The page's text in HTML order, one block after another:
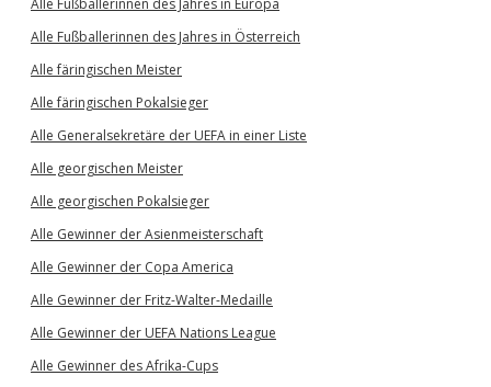
Alle Fußballerinnen des Jahres in Europa
Alle Fußballerinnen des Jahres in Österreich
Alle färingischen Meister
Alle färingischen Pokalsieger
Alle Generalsekretäre der UEFA in einer Liste
Alle georgischen Meister
Alle georgischen Pokalsieger
Alle Gewinner der Asienmeisterschaft
Alle Gewinner der Copa America
Alle Gewinner der Fritz-Walter-Medaille
Alle Gewinner der UEFA Nations League
Alle Gewinner des Afrika-Cups